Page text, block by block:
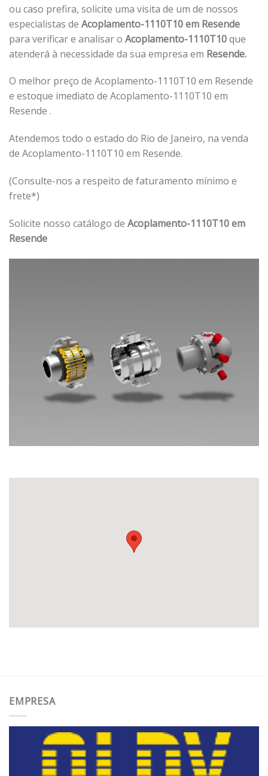
ou caso prefira, solicite uma visita de um de nossos
especialistas de Acoplamento-1110T10 em Resende
para verificar e analisar o Acoplamento-1110T10que
atenderá à necessidade da sua empresa em Resende.
O melhor preço de Acoplamento-1110T10 em Resende
e estoque imediato de Acoplamento-1110T10 em
Resende .
Atendemos todo o estado do Rio de Janeiro, na venda
de Acoplamento-1110T10 em Resende.
(Consulte-nos a respeito de faturamento mínimo e
frete*)
Solicite nosso catálogo de Acoplamento-1110T10 em
Resende
EMPRESA